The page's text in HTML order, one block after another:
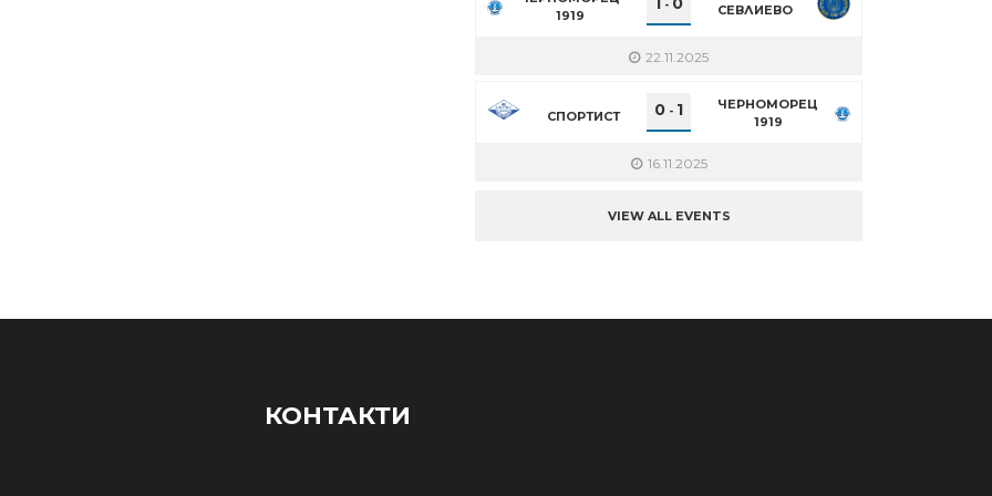
1919
- СЕВЛИЕВО
22.11.2025
СПОРТИСТ 0 - 1
ЧЕРНОМОРЕЦ
1919
16.11.2025
VIEW ALL EVENTS
КОНТАКТИ